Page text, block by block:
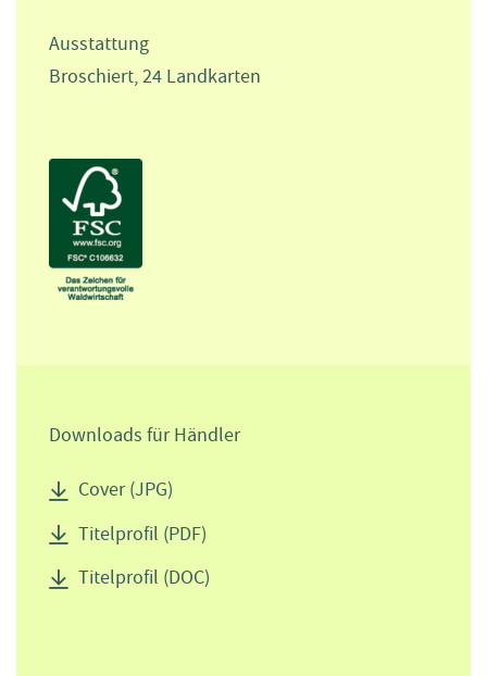
Ausstattung
Broschiert, 24 Landkarten
Downloads für Händler
Cover (JPG)
Titelprofil (PDF)
Titelprofil (DOC)